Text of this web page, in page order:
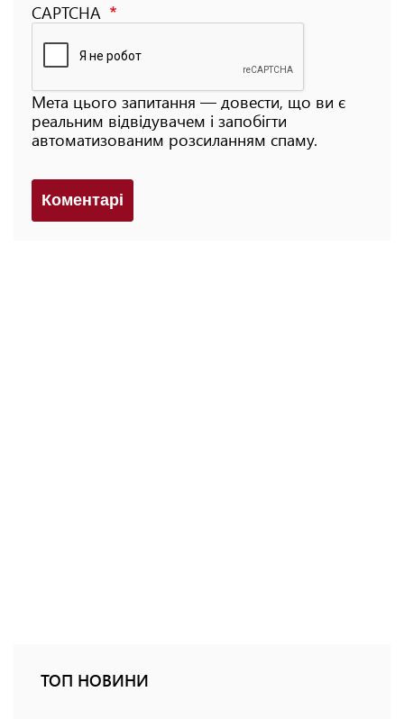
CAPTCHA
Мета цього запитання — довести, що ви є
реальним відвідувачем і запобігти
автоматизованим розсиланням спаму.
Коментарi
ТОП НОВИНИ